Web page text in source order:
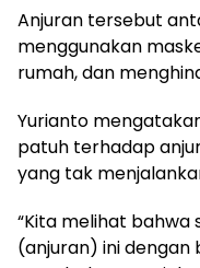
Anjuran tersebut
menggunakan
rumah, dan
Yurianto
patuh terhadap
yang tak
“Kita melihat bahwa
(anjuran) ini dengan